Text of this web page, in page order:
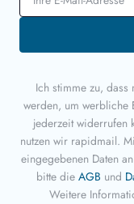
Ich stimme zu, dass
werden, um werbliche
jederzeit widerrufen
nutzen wir rapidmail.
eingegebenen Daten
bitte die AGB und
Weitere